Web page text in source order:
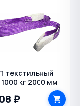
текстильный
кг 2000 мм
₽